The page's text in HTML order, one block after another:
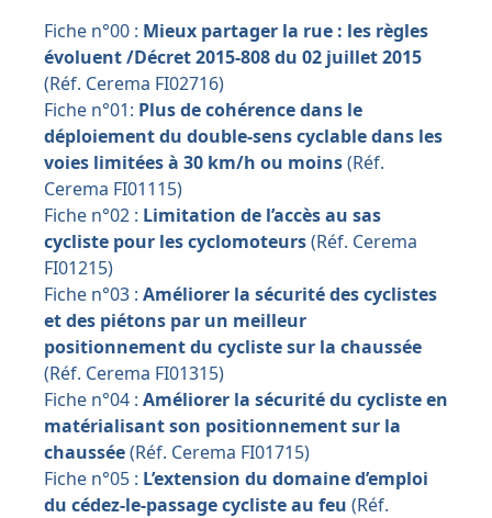
Fiche n°00 : Mieux partager la rue : les règles
évoluent /Décret 2015-808 du 02 juillet 2015
(Réf. Cerema FI02716)
Fiche n°01: Plus de cohérence dans le
déploiement du double-sens cyclable dans les
voies limitées à 30 km/h ou moins(Réf.
Cerema FI01115)
Fiche n°02 : Limitation de l’accès au sas
cycliste pour les cyclomoteurs(Réf. Cerema
FI01215)
Fiche n°03 : Améliorer la sécurité des cyclistes
et des piétons par un meilleur
positionnement du cycliste sur la chaussée
(Réf. Cerema FI01315)
Fiche n°04 : Améliorer la sécurité du cycliste en
matérialisant son positionnement sur la
chaussée(Réf. Cerema FI01715)
Fiche n°05 : L’extension du domaine d’emploi
du cédez-le-passage cycliste au feu (Réf.